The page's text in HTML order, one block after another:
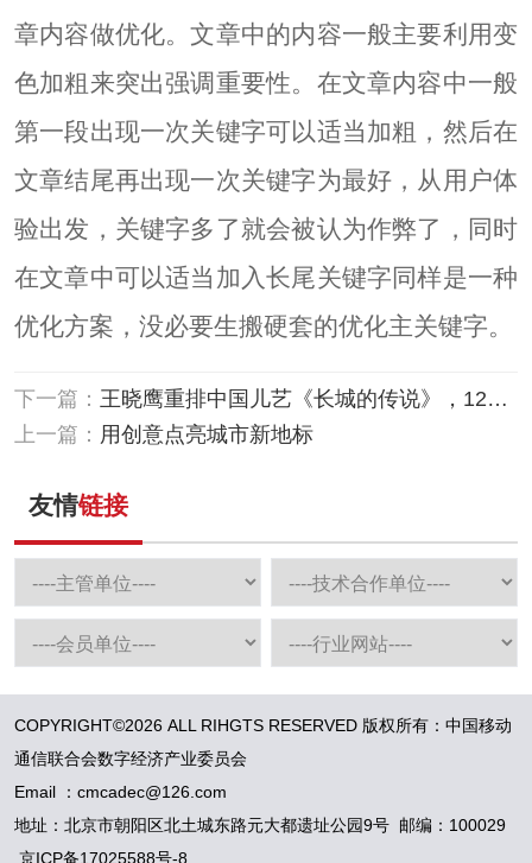
章内容做优化。文章中的内容一般主要利用变
色加粗来突出强调重要性。在文章内容中一般
第一段出现一次关键字可以适当加粗，然后在
文章结尾再出现一次关键字为最好，从用户体
验出发，关键字多了就会被认为作弊了，同时
在文章中可以适当加入长尾关键字同样是一种
优化方案，没必要生搬硬套的优化主关键字。
下一篇： 王晓鹰重排中国儿艺《长城的传说》，12月
15日首演
上一篇： 用创意点亮城市新地标
友情链接
COPYRIGHT©2026 ALL RIHGTS RESERVED 版权所有：中国移动
通信联合会数字经济产业委员会
Email ：cmcadec@126.com
地址：北京市朝阳区北土城东路元大都遗址公园9号 邮编：100029
京ICP备17025588号-8